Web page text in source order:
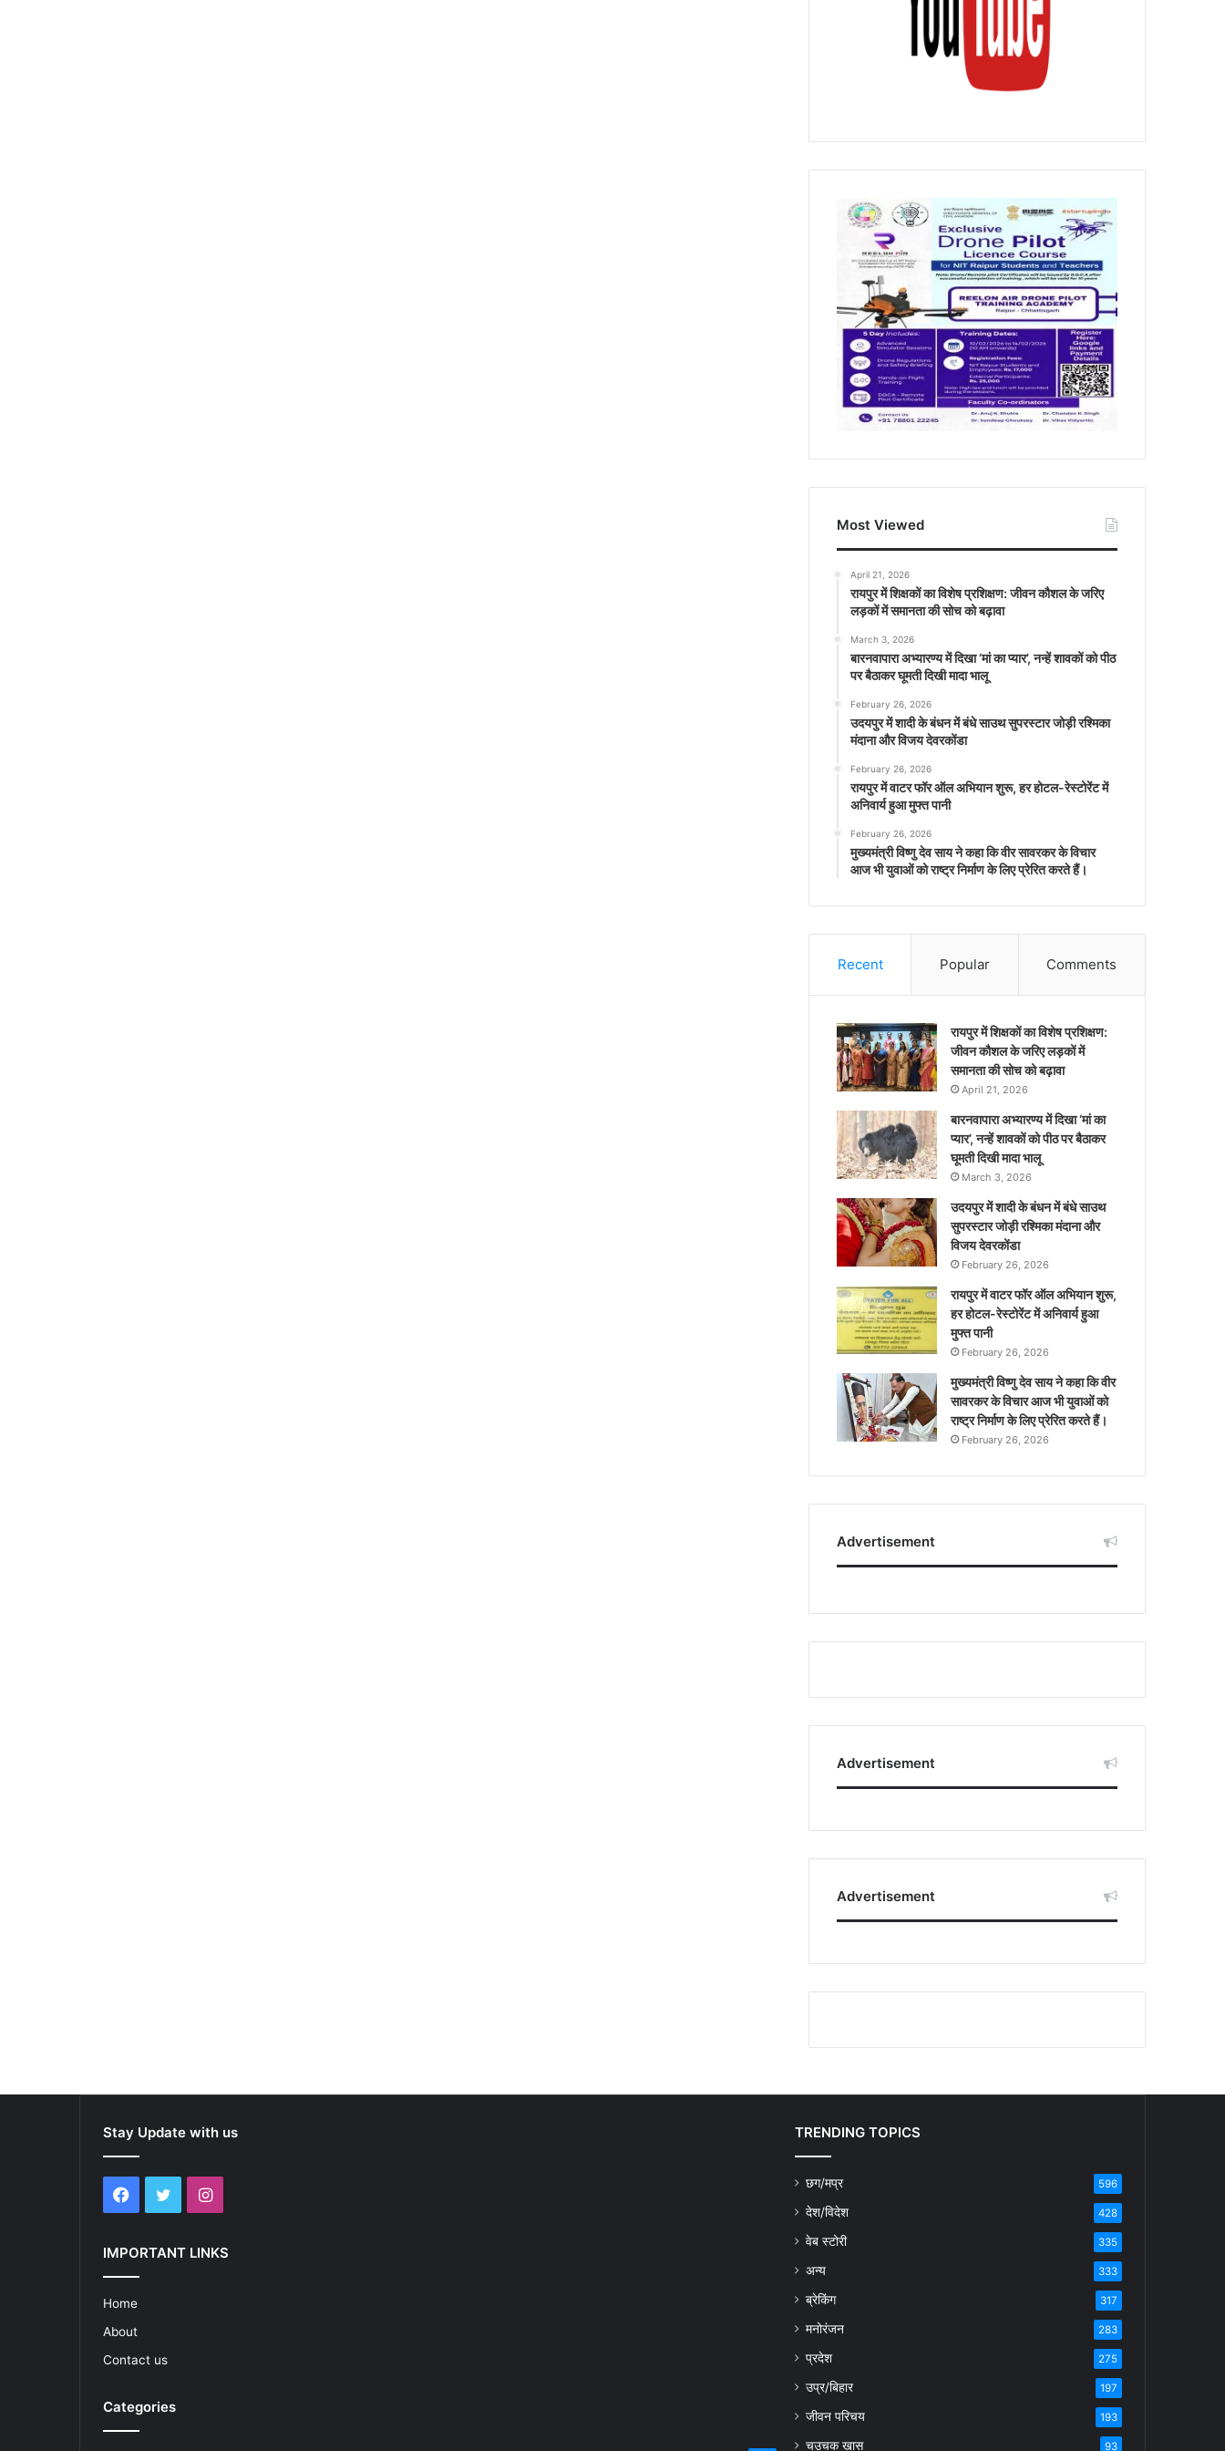
Most Viewed
April 21, 2026
रायपुर में शिक्षकों का विशेष प्रशिक्षण: जीवन कौशल के जरिए
लड़कों में समानता की सोच को बढ़ावा
March 3, 2026
बारनवापारा अभ्यारण्य में दिखा ‘मां का प्यार’, नन्हें शावकों को पीठ
पर बैठाकर घूमती दिखी मादा भालू
February 26, 2026
उदयपुर में शादी के बंधन में बंधे साउथ सुपरस्टार जोड़ी रश्मिका
मंदाना और विजय देवरकोंडा
February 26, 2026
रायपुर में वाटर फॉर ऑल अभियान शुरू, हर होटल-रेस्टोरेंट में
अनिवार्य हुआ मुफ्त पानी
February 26, 2026
मुख्यमंत्री विष्णु देव साय ने कहा कि वीर सावरकर के विचार
आज भी युवाओं को राष्ट्र निर्माण के लिए प्रेरित करते हैं।
Recent Popular Comments
रायपुर में शिक्षकों का विशेष प्रशिक्षण:
जीवन कौशल के जरिए लड़कों में
समानता की सोच को बढ़ावा
April 21, 2026
बारनवापारा अभ्यारण्य में दिखा ‘मां का
प्यार’, नन्हें शावकों को पीठ पर बैठाकर
घूमती दिखी मादा भालू
March 3, 2026
उदयपुर में शादी के बंधन में बंधे साउथ
सुपरस्टार जोड़ी रश्मिका मंदाना और
विजय देवरकोंडा
February 26, 2026
रायपुर में वाटर फॉर ऑल अभियान शुरू,
हर होटल-रेस्टोरेंट में अनिवार्य हुआ
मुफ्त पानी
February 26, 2026
मुख्यमंत्री विष्णु देव साय ने कहा कि वीर
सावरकर के विचार आज भी युवाओं को
राष्ट्र निर्माण के लिए प्रेरित करते हैं।
February 26, 2026
Advertisement
Advertisement
Advertisement
Stay Update with us
Facebook
TwitterInstagram
IMPORTANT LINKS
Home
About
Contact us
Categories
TRENDING TOPICS
छग/मप्र 596
देश/विदेश 428
वेब स्टोरी 335
अन्य 333
ब्रेकिंग 317
मनोरंजन 283
प्रदेश 275
उप्र/बिहार 197
जीवन परिचय 193
चउचक खास 93